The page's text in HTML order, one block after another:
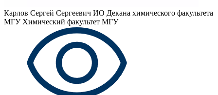
Карлов Сергей Сергеевич ИО Декана химического факультета
МГУ Химический факультет МГУ